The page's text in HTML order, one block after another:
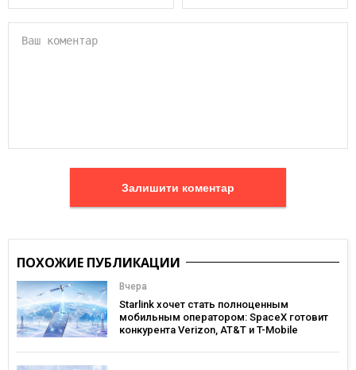
Залишити коментар
ПОХОЖИЕ ПУБЛИКАЦИИ
Вчера
Starlink хочет стать полноценным
мобильным оператором: SpaceX готовит
конкурента Verizon, AT&T и T-Mobile